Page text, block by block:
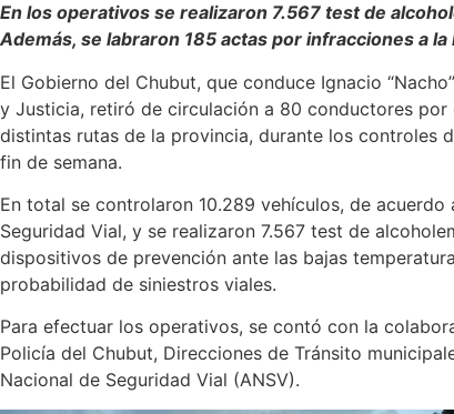
En los operativos se realizaron 7.567 test de
Además, se labraron 185 actas por infracciones a la
El Gobierno del Chubut, que conduce Ignacio
y Justicia, retiró de circulación a 80 conductores
distintas rutas de la provincia, durante los controles
fin de semana.
En total se controlaron 10.289 vehículos, de
Seguridad Vial, y se realizaron 7.567 test de
dispositivos de prevención ante las bajas
probabilidad de siniestros viales.
Para efectuar los operativos, se contó con la
Policía del Chubut, Direcciones de Tránsito
Nacional de Seguridad Vial (ANSV).